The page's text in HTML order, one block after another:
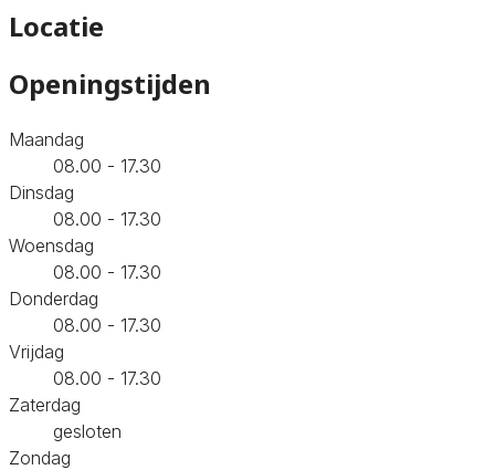
Locatie
Openingstijden
Maandag
08.00 - 17.30
Dinsdag
08.00 - 17.30
Woensdag
08.00 - 17.30
Donderdag
08.00 - 17.30
Vrijdag
08.00 - 17.30
Zaterdag
gesloten
Zondag